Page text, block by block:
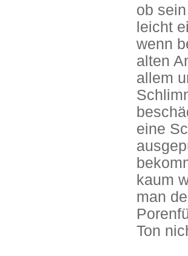
ob
leicht
wenn
alten
allem
eine
kaum
man
Ton